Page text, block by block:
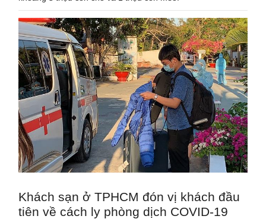
Khách sạn ở TPHCM đón vị khách đầu
tiên về cách ly phòng dịch COVID-19